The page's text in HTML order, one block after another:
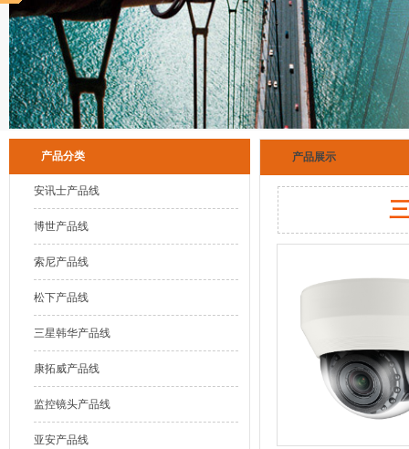
产品分类
安讯士产品线
博世产品线
索尼产品线
松下产品线
三星韩华产品线
康拓威产品线
监控镜头产品线
亚安产品线
产品展示